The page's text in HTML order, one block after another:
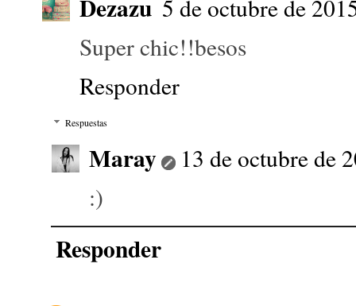
Dezazu 5 de octubre de
Super chic!!besos
Responder
Respuestas
Maray
13 de octubre de
:)
Responder